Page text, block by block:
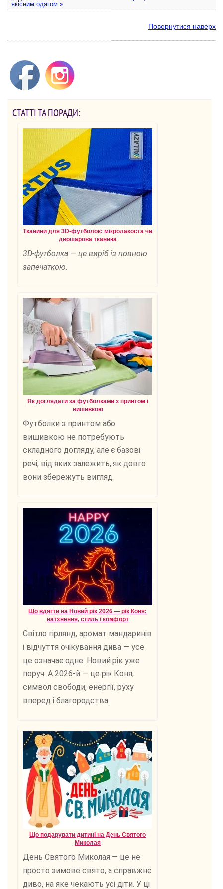
якісним одягом »
Повернутися наверх
СТАТТІ ТА ПОРАДИ:
Тканини для 3D-футболок: мікролакоста чи
двошарова тканина
3D-футболка — це виріб із повною
запечаткою.
Як доглядати за футболками з принтом і
вишивкою
Футболки з принтом або
вишивкою не потребують
складного догляду, але є базові
речі, від яких залежить, як довго
вони збережуть вигляд.
Що вдягти на Новий рік 2026 — рік Коня:
натхнення, стиль і комфорт
Світло гірлянд, аромат мандаринів
і відчуття очікування дива — усе
це означає одне: Новий рік уже
поруч. А 2026-й — це рік Коня,
символ свободи, енергії, руху
вперед і благородства.
Що подарувати дитині на День Святого
Миколая
День Святого Миколая — це не
просто зимове свято, а справжнє
диво, на яке чекають усі діти. У ці